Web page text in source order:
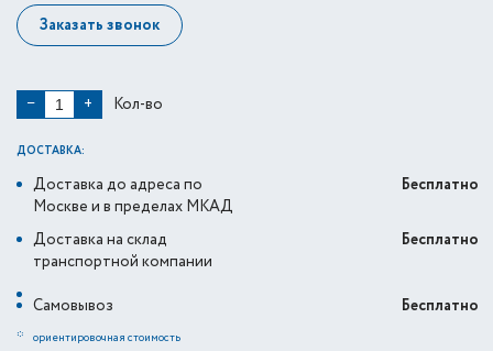
Заказать звонок
− + Кол-во
ДОСТАВКА:
Доставка до адреса по
Москве и в пределах МКАД
Бесплатно
Доставка на склад
транспортной компании
Бесплатно
Самовывоз
Бесплатно
* ориентировочная стоимость